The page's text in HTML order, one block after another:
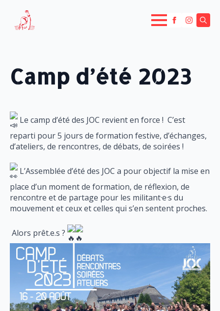
Camp d’été 2023
Le camp d’été des JOC revient en force ! C’est
reparti pour 5 jours de formation festive, d’échanges,
d’ateliers, de rencontres, de débats, de soirées !
L’Assemblée d’été des JOC a pour objectif la mise en
place d’un moment de formation, de réflexion, de
rencontre et de partage pour les militant·e·s du
mouvement et ceux et celles qui s’en sentent proches.
Alors prêt.e.s ?